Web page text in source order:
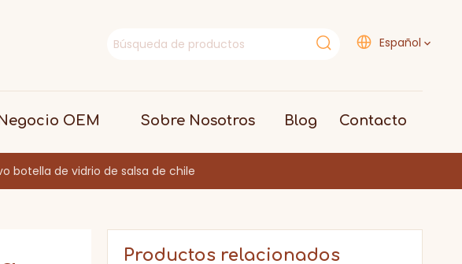
Español
OEM Sobre Nosotros Blog Contacto
botella de vidrio de salsa de chile
Productos relacionados